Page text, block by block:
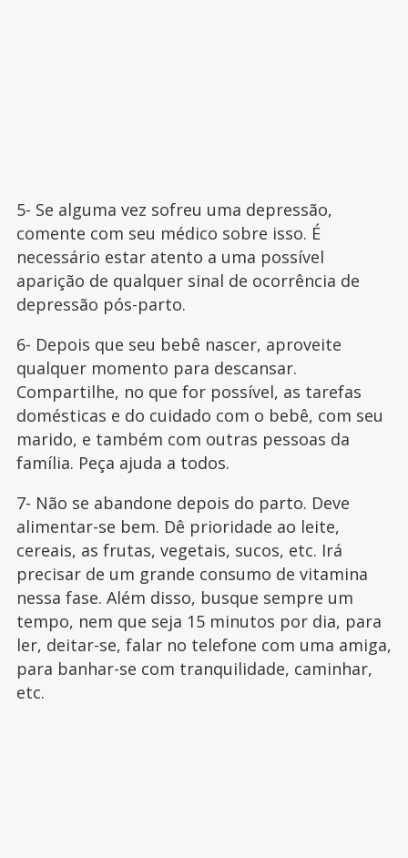
5- Se alguma vez sofreu uma depressão,
comente com seu médico sobre isso. É
necessário estar atento a uma possível
aparição de qualquer sinal de ocorrência de
depressão pós-parto.
6- Depois que seu bebê nascer, aproveite
qualquer momento para descansar.
Compartilhe, no que for possível, as tarefas
domésticas e do cuidado com o bebê, com seu
marido, e também com outras pessoas da
família. Peça ajuda a todos.
7- Não se abandone depois do parto. Deve
alimentar-se bem. Dê prioridade ao leite,
cereais, as frutas, vegetais, sucos, etc. Irá
precisar de um grande consumo de vitamina
nessa fase. Além disso, busque sempre um
tempo, nem que seja 15 minutos por dia, para
ler, deitar-se, falar no telefone com uma amiga,
para banhar-se com tranquilidade, caminhar,
etc.